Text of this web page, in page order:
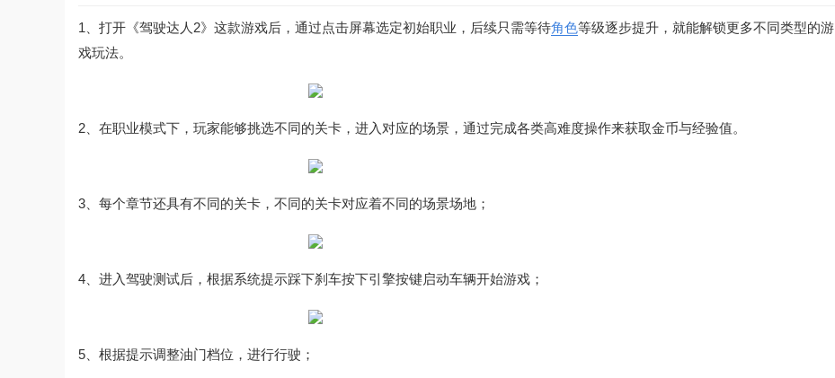
1、打开《驾驶达人2》这款游戏后，通过点击屏幕选定初始职业，后续只需等待角色等级逐步提升，就能解锁更多不同类型的游
戏玩法。
2、在职业模式下，玩家能够挑选不同的关卡，进入对应的场景，通过完成各类高难度操作来获取金币与经验值。
3、每个章节还具有不同的关卡，不同的关卡对应着不同的场景场地；
4、进入驾驶测试后，根据系统提示踩下刹车按下引擎按键启动车辆开始游戏；
5、根据提示调整油门档位，进行行驶；